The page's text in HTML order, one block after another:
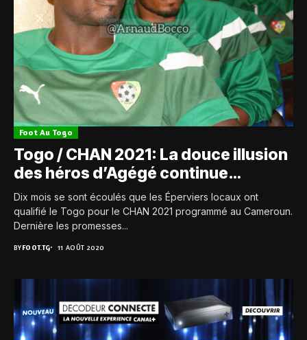
Foot Au Togo
Togo / CHAN 2021: La douce illusion
des héros d’Agégé continue…
Dix mois se sont écoulés que les Éperviers locaux ont
qualifié le Togo pour le CHAN 2021 programmé au Cameroun.
Dernière les promesses...
BYFOOT.TG 11 AOÛT 2020